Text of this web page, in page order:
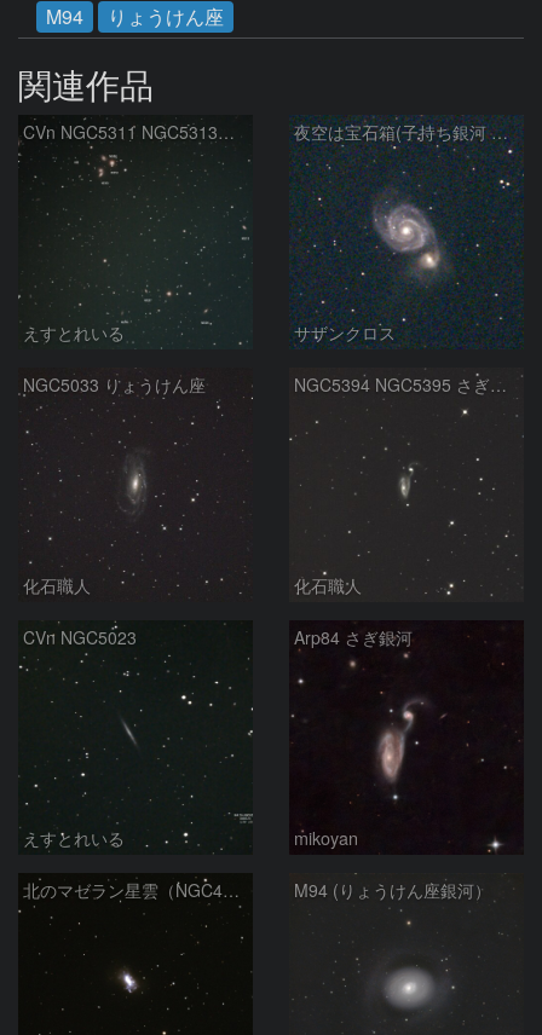
M94
りょうけん座
関連作品
CVn NGC5311 NGC5313付近
えすとれいる
夜空は宝石箱(子持ち銀河 M51) Seestar50
サザンクロス
NGC5033 りょうけん座
化石職人
NGC5394 NGC5395 さぎ銀河 りょうけん座
化石職人
CVn NGC5023
えすとれいる
Arp84 さぎ銀河
mikoyan
北のマゼラン星雲（NGC4440) M94 (りょうけん座銀河）